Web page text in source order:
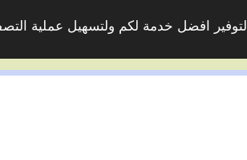
لتوفير افضل خدمة لكم ولتسهيل عملية